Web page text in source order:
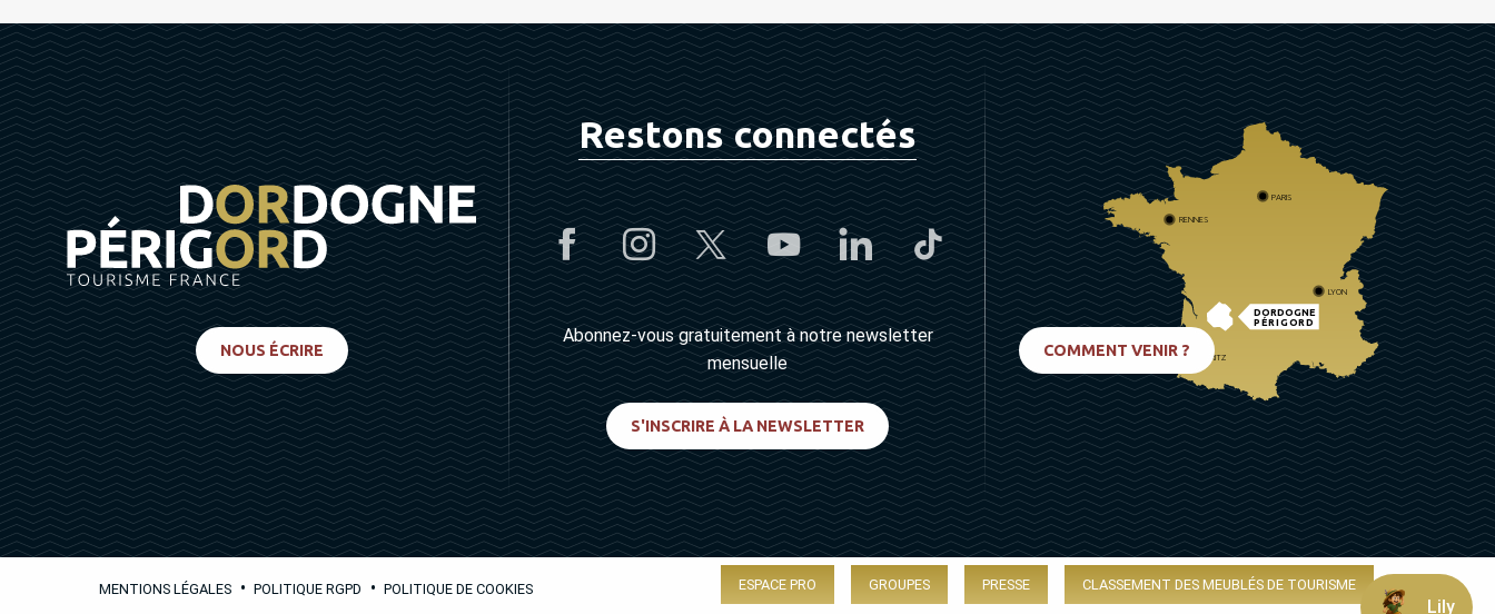
NOUS ÉCRIRE
Restons connectés
Abonnez-vous gratuitement à notre newsletter
mensuelle
S'INSCRIRE À LA NEWSLETTER
DORDOGNE
PÉRIGORD
PARIS
RENNES
LYON
BIARRITZ
COMMENT VENIR ?
MENTIONS LÉGALES • POLITIQUE RGPD • POLITIQUE DE COOKIES ESPACE PRO GROUPES PRESSE CLASSEMENT DES MEUBLÉS DE TOURISME
Lily